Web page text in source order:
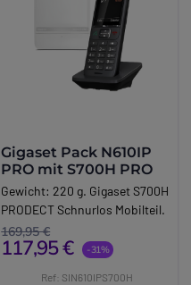
Gigaset Pack N610IP
PRO mit S700H PRO
Gewicht: 220 g. Gigaset S700H
PRODECT Schnurlos Mobilteil.
169,95 €
117,95 € -31%
Ref: SIN610IPS700H